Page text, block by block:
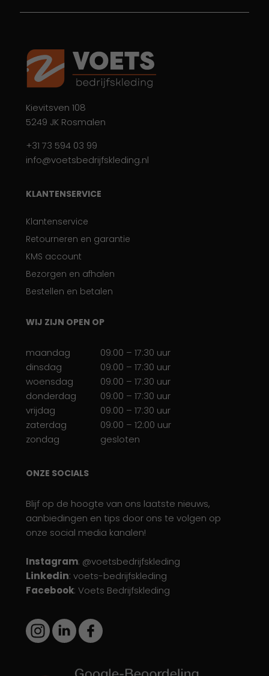
Kievitsven 108
5249 JK Rosmalen
+31 73 594 03 99
info@voetsbedrijfskleding.nl
KLANTENSERVICE
Klantenservice
Retourneren en garantie
KMS account
Bezorgen en afhalen
Bestellen en betalen
WIJ ZIJN OPEN OP
maandag
09:00 – 17:30 uur
dinsdag
09:00 – 17:30 uur
woensdag
09:00 – 17:30 uur
donderdag
09:00 – 17:30 uur
vrijdag
09:00 – 17:30 uur
zaterdag
09:00 – 12:00 uur
zondag
gesloten
ONZE SOCIALS
Blijf op de hoogte van ons laatste nieuws,
aanbiedingen en tips door ons te volgen op
onze social media kanalen!
Instagram: @voetsbedrijfskleding
Linkedin: voets-bedrijfskleding
Facebook: Voets Bedrijfskleding